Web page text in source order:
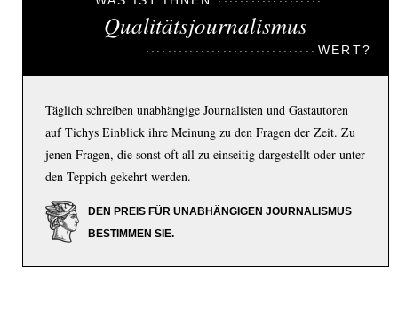
Qualitätsjournalismus
WERT?
Täglich schreiben unabhängige Journalisten und Gastautoren
auf Tichys Einblick ihre Meinung zu den Fragen der Zeit. Zu
jenen Fragen, die sonst oft all zu einseitig dargestellt oder unter
den Teppich gekehrt werden.
DEN PREIS FÜR UNABHÄNGIGEN JOURNALISMUS
BESTIMMEN SIE.